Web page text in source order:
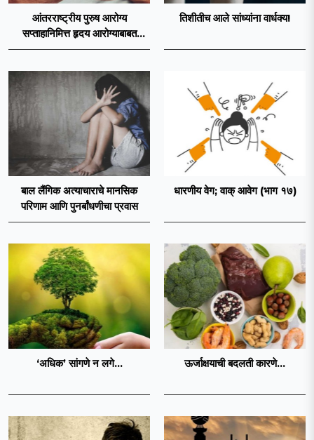
आंतरराष्ट्रीय पुरुष आरोग्य
सप्ताहानिमित्त हृदय आरोग्याबाबत
जनजागृतीची आवश्यकता
तिशीतीच आले सांध्यांना वार्धक्य!
बाल लैंगिक अत्याचाराचे मानसिक
परिणाम आणि पुनर्बांधणीचा प्रवास
धारणीय वेग; वाक्‌‍ आवेग (भाग १७)
‘अधिक‌’ सांगणे न लगे... ऊर्जाक्षयाची बदलती कारणे...